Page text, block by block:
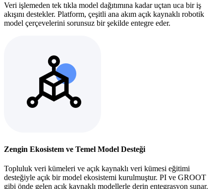
Veri işlemeden tek tıkla model dağıtımına kadar uçtan uca bir iş
akışını destekler. Platform, çeşitli ana akım açık kaynaklı robotik
model çerçevelerini sorunsuz bir şekilde entegre eder.
Zengin Ekosistem ve Temel Model Desteği
Topluluk veri kümeleri ve açık kaynaklı veri kümesi eğitimi
desteğiyle açık bir model ekosistemi kurulmuştur. PI ve GROOT
gibi önde gelen açık kaynaklı modellerle derin entegrasyon sunar.